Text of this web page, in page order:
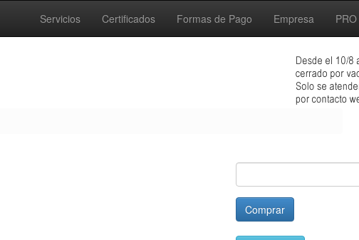
Servicios Certificados Formas de Pago Empresa PRO
Comprar